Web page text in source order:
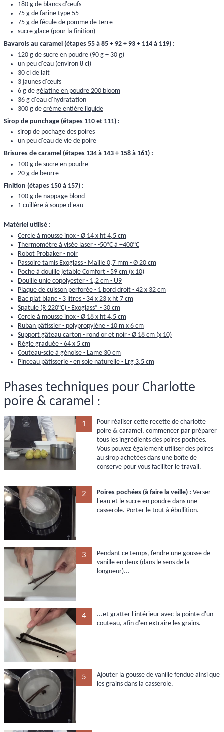
180 g de blancs d'œufs
75 g de farine type 55
75 g de fécule de pomme de terre
sucre glace (pour la finition)
Bavarois au caramel (étapes 55 à 85 + 92 + 93 + 114 à 119) :
120 g de sucre en poudre (90 g + 30 g)
un peu d'eau (environ 8 cl)
30 cl de lait
3 jaunes d'œufs
6 g de gélatine en poudre 200 bloom
36 g d'eau d'hydratation
300 g de crème entière liquide
Sirop de punchage (étapes 110 et 111) :
sirop de pochage des poires
un peu d'eau de vie de poire
Brisures de caramel (étapes 134 à 143 + 158 à 161) :
100 g de sucre en poudre
20 g de beurre
Finition (étapes 150 à 157) :
100 g de nappage blond
1 cuillère à soupe d'eau
Matériel utilisé :
Cercle à mousse inox - Ø 14 x ht 4,5 cm
Thermomètre à visée laser - -50°C à +400°C
Robot Probaker - noir
Passoire tamis Exoglass - Maille 0,7 mm - Ø 20 cm
Poche à douille jetable Comfort - 59 cm (x 10)
Douille unie copolyester - 1,2 cm - U9
Plaque de cuisson perforée - 1 bord droit - 42 x 32 cm
Bac plat blanc - 3 litres - 34 x 23 x ht 7 cm
Spatule (R 220°C) - Exoglass® - 30 cm
Cercle à mousse inox - Ø 18 x ht 4,5 cm
Ruban pâtissier - polypropylène - 10 m x 6 cm
Support gâteau carton - rond or et noir - Ø 18 cm (x 10)
Règle graduée - 64 x 5 cm
Couteau-scie à génoise - Lame 30 cm
Pinceau pâtisserie - en soie naturelle - Lrg 3,5 cm
Phases techniques pour Charlotte
poire & caramel :
1
Pour réaliser cette recette de charlotte
poire & caramel, commencer par préparer
tous les ingrédients des poires pochées.
Vous pouvez également utiliser des poires
au sirop achetées dans une boîte de
conserve pour vous faciliter le travail.
2 Poires pochées (à faire la veille) : Verser
l'eau et le sucre en poudre dans une
casserole. Porter le tout à ébullition.
3
Pendant ce temps, fendre une gousse de
vanille en deux (dans le sens de la
longueur)...
4
...et gratter l'intérieur avec la pointe d'un
couteau, afin d'en extraire les grains.
5
Ajouter la gousse de vanille fendue ainsi que
les grains dans la casserole.